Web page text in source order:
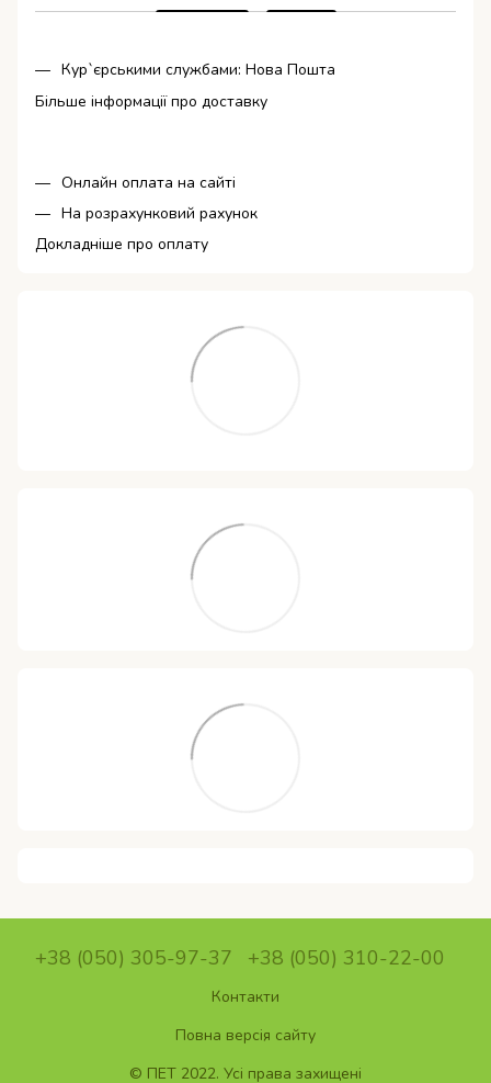
Кур`єрськими службами: Нова Пошта
Більше інформації про доставку
Онлайн оплата на сайті
На розрахунковий рахунок
Докладніше про оплату
+38 (050) 305-97-37 +38 (050) 310-22-00
Контакти
Повна версія сайту
© ПET 2022. Усі права захищені